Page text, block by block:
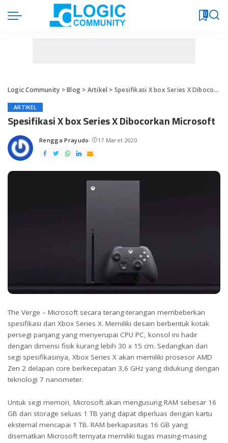
0
Logic Community >Blog> Artikel > Spesifikasi X box Series X Dibocorkan Microsoft
ARTIKEL
Spesifikasi X box Series X Dibocorkan Microsoft
Posted
by
Rengga Prayudo 17 Maret 2020
The Verge – Microsoft secara terang-terangan membeberkan
spesifikasi dari Xbox Series X. Memiliki desain berbentuk kotak
persegi panjang yang menyerupai CPU PC, konsol ini hadir
dengan dimensi fisik kurang lebih 30 x 15 cm. Sedangkan dari
segi spesifikasinya, Xbox Series X akan memiliki prosesor AMD
Zen 2 delapan core berkecepatan 3,6 GHz yang didukung dengan
teknologi 7 nanometer.
Untuk segi memori, Microsoft akan mengusung RAM sebesar 16
GB dan storage seluas 1 TB yang dapat diperluas dengan kartu
eksternal mencapai 1 TB. RAM berkapasitas 16 GB yang
disematkan Microsoft ternyata memiliki tugas masing-masing